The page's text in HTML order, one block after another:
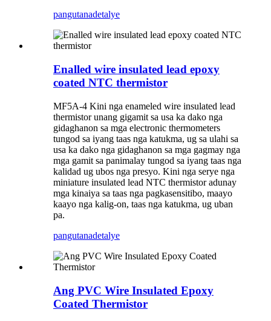
pangutanadetalye
Enalled wire insulated lead epoxy
coated NTC thermistor
MF5A-4 Kini nga enameled wire insulated lead
thermistor unang gigamit sa usa ka dako nga
gidaghanon sa mga electronic thermometers
tungod sa iyang taas nga katukma, ug sa ulahi sa
usa ka dako nga gidaghanon sa mga gagmay nga
mga gamit sa panimalay tungod sa iyang taas nga
kalidad ug ubos nga presyo. Kini nga serye nga
miniature insulated lead NTC thermistor adunay
mga kinaiya sa taas nga pagkasensitibo, maayo
kaayo nga kalig-on, taas nga katukma, ug uban
pa.
pangutanadetalye
Ang PVC Wire Insulated Epoxy
Coated Thermistor